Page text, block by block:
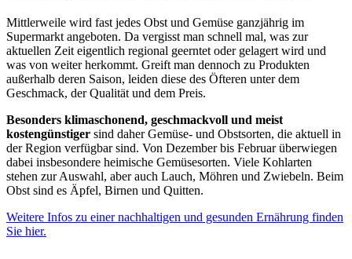
Mittlerweile wird fast jedes Obst und Gemüse ganzjährig im
Supermarkt angeboten. Da vergisst man schnell mal, was zur
aktuellen Zeit eigentlich regional geerntet oder gelagert wird und
was von weiter herkommt. Greift man dennoch zu Produkten
außerhalb deren Saison, leiden diese des Öfteren unter dem
Geschmack, der Qualität und dem Preis.
Besonders klimaschonend, geschmackvoll und meist
kostengünstiger sind daher Gemüse- und Obstsorten, die aktuell in
der Region verfügbar sind. Von Dezember bis Februar überwiegen
dabei insbesondere heimische Gemüsesorten. Viele Kohlarten
stehen zur Auswahl, aber auch Lauch, Möhren und Zwiebeln. Beim
Obst sind es Äpfel, Birnen und Quitten.
Weitere Infos zu einer nachhaltigen und gesunden Ernährung finden
Sie hier.